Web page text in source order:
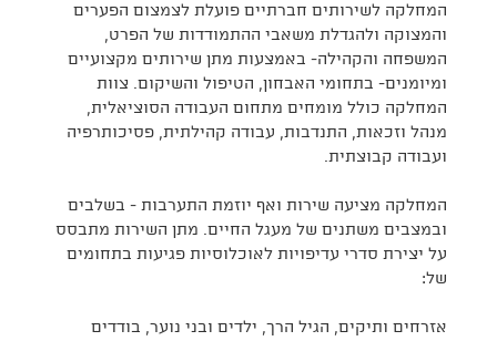
המחלקה לשירותים חברתיים פועלת לצמצום הפערים
והמצוקה ולהגדלת משאבי ההתמודדות של הפרט,
המשפחה והקהילה- באמצעות מתן שירותים מקצועיים
ומיומנים- בתחומי האבחון, הטיפול והשיקום. צוות
המחלקה כולל מומחים מתחום העבודה הסוציאלית,
מנהל וזכאות, התנדבות, עבודה קהילתית, פסיכותרפיה
ועבודה קבוצתית.
המחלקה מציעה שירות ואף יוזמת התערבות - בשלבים
ובמצבים משתנים של מעגל החיים. מתן השירות מתבסס
על יצירת סדרי עדיפויות לאוכלוסיות פגיעות בתחומים
של:
אזרחים ותיקים, הגיל הרך, ילדים ובני נוער, בודדים